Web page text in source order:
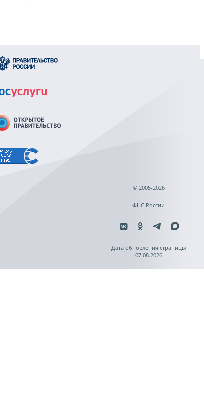
© 2005-2026
ФНС России
Дата обновления страницы
07.08.2026